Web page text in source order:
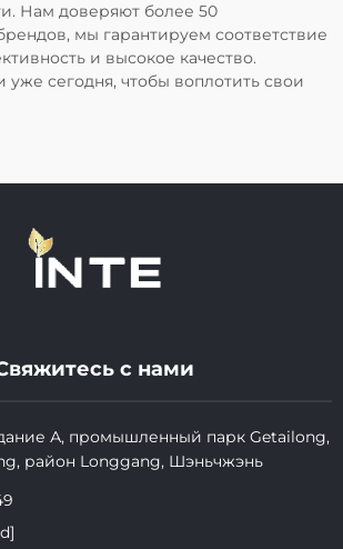
Нам доверяют более 50
мы гарантируем соответствие
и высокое качество.
уже сегодня, чтобы воплотить свои
с нами
А, промышленный парк Getailong,
район Longgang, Шэньчжэнь